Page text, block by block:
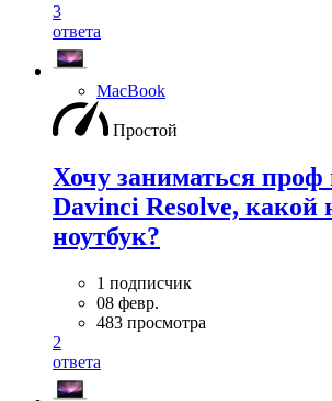
3
ответа
MacBook
Простой
Хочу заниматься
Davinci Resolve, какой
ноутбук?
1 подписчик
08 февр.
483 просмотра
2
ответа